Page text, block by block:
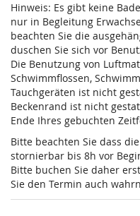
Hinweis: Es gibt keine
nur in Begleitung
beachten Sie die
duschen Sie sich vor
Die Benutzung von
Schwimmflossen,
Tauchgeräten ist nicht
Beckenrand ist nicht
Ende Ihres gebuchten
Bitte beachten Sie dass
stornierbar bis 8h vor
Bitte buchen Sie daher
Sie den Termin auch